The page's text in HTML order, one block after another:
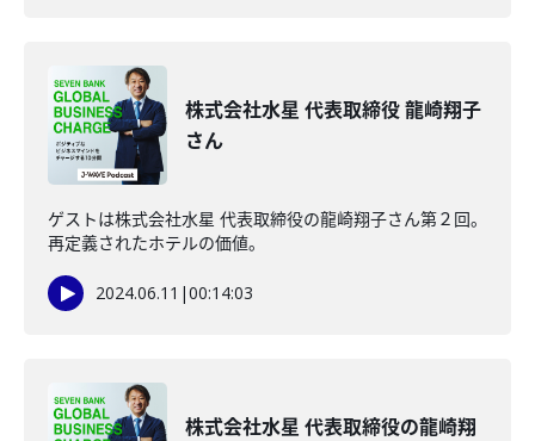
株式会社水星 代表取締役 龍崎翔子
さん
ゲストは株式会社水星 代表取締役の龍崎翔子さん第２回。
再定義されたホテルの価値。
2024.06.11 |00:14:03
株式会社水星 代表取締役の龍崎翔